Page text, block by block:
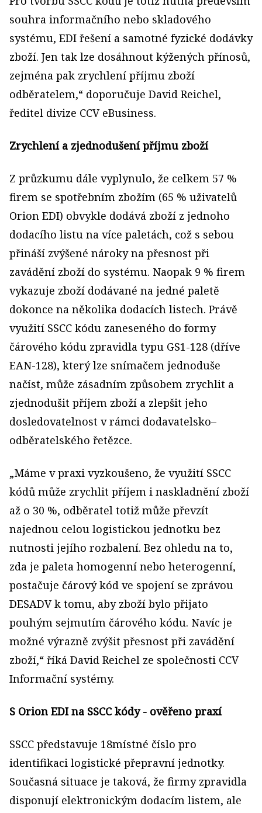
souhra informačního nebo skladového
systému, EDI řešení a samotné fyzické dodávky
zboží. Jen tak lze dosáhnout kýžených přínosů,
zejména pak zrychlení příjmu zboží
odběratelem,“ doporučuje David Reichel,
ředitel divize CCV eBusiness.
Zrychlení a zjednodušení příjmu zboží
Z průzkumu dále vyplynulo, že celkem 57 %
firem se spotřebním zbožím (65 % uživatelů
Orion EDI) obvykle dodává zboží z jednoho
dodacího listu na více paletách, což s sebou
přináší zvýšené nároky na přesnost při
zavádění zboží do systému. Naopak 9 % firem
vykazuje zboží dodávané na jedné paletě
dokonce na několika dodacích listech. Právě
využití SSCC kódu zaneseného do formy
čárového kódu zpravidla typu GS1-128 (dříve
EAN-128), který lze snímačem jednoduše
načíst, může zásadním způsobem zrychlit a
zjednodušit příjem zboží a zlepšit jeho
dosledovatelnost v rámci dodavatelsko–
odběratelského řetězce.
„Máme v praxi vyzkoušeno, že využití SSCC
kódů může zrychlit příjem i naskladnění zboží
až o 30 %, odběratel totiž může převzít
najednou celou logistickou jednotku bez
nutnosti jejího rozbalení. Bez ohledu na to,
zda je paleta homogenní nebo heterogenní,
postačuje čárový kód ve spojení se zprávou
DESADV k tomu, aby zboží bylo přijato
pouhým sejmutím čárového kódu. Navíc je
možné výrazně zvýšit přesnost při zavádění
zboží,“ říká David Reichel ze společnosti CCV
Informační systémy.
S Orion EDI na SSCC kódy - ověřeno praxí
SSCC představuje 18místné číslo pro
identifikaci logistické přepravní jednotky.
Současná situace je taková, že firmy zpravidla
disponují elektronickým dodacím listem, ale